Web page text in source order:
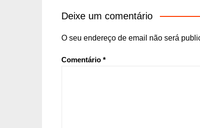
Deixe um comentário
O seu endereço de email não será
Comentário *